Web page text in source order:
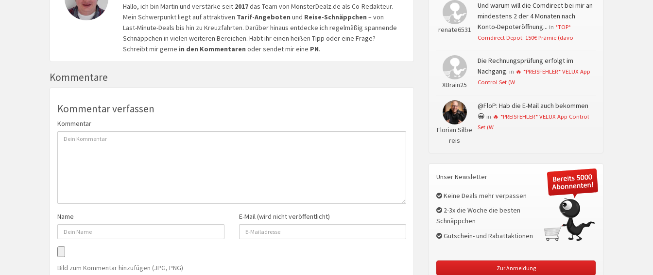
Hallo, ich bin Martin und verstärke seit 2017das Team von MonsterDealz.de als Co-Redakteur.
Mein Schwerpunkt liegt auf attraktiven Tarif-Angeboten und Reise-Schnäppchen – von
Last-Minute-Deals bis hin zu Kreuzfahrten. Darüber hinaus entdecke ich regelmäßig spannende
Schnäppchen in vielen weiteren Bereichen. Habt ihr einen heißen Tipp oder eine Frage?
Schreibt mir gerne in den Kommentaren oder sendet mir eine PN.
Kommentare
Kommentar verfassen
Kommentar
Name E-Mail (wird nicht veröffentlicht)
Bild zum Kommentar hinzufügen (JPG, PNG)
renate6531
Und warum will die Comdirect bei mir an
mindestens 2 der 4 Monaten nach
Konto-Depoteröffnung... in *TOP*
Comdirect Depot: 150€ Prämie (davo
XBrain25
Die Rechnungsprüfung erfolgt im
Nachgang. in 🔥 *PREISFEHLER* VELUX App
Control Set (W
Florian Silbe
reis
@FloP: Hab die E-Mail auch bekommen
😀 in 🔥 *PREISFEHLER* VELUX App Control
Set (W
Unser Newsletter
Keine Deals mehr verpassen
2-3x die Woche die besten
Schnäppchen
Gutschein- und Rabattaktionen
Zur Anmeldung